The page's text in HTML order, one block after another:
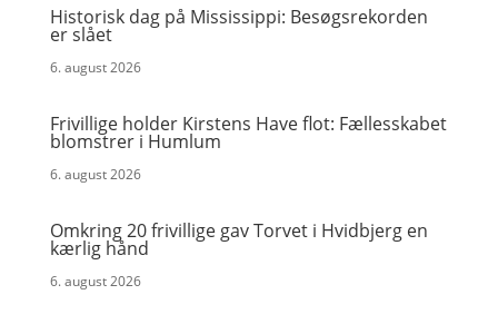
Historisk dag på Mississippi: Besøgsrekorden
er slået
6. august 2026
Frivillige holder Kirstens Have flot: Fællesskabet
blomstrer i Humlum
6. august 2026
Omkring 20 frivillige gav Torvet i Hvidbjerg en
kærlig hånd
6. august 2026